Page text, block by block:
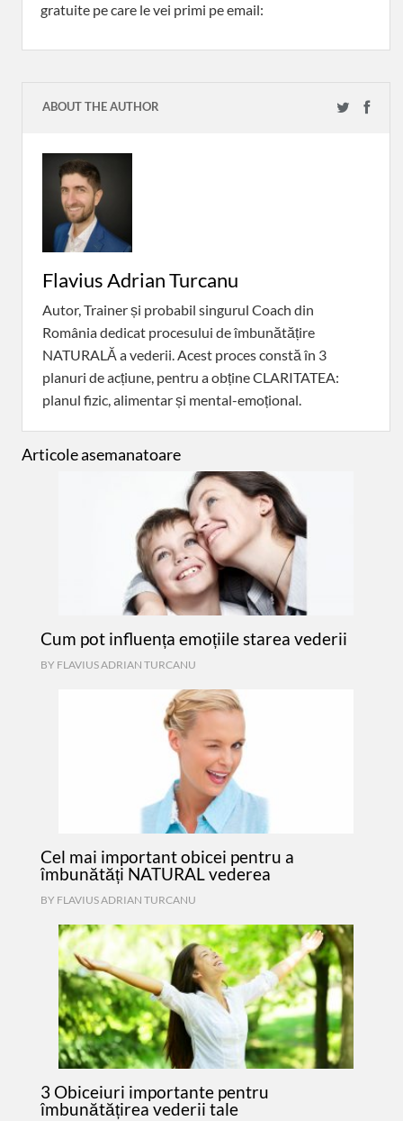
gratuite pe care le vei primi pe email:
ABOUT THE AUTHOR
Flavius Adrian Turcanu
Autor, Trainer și probabil singurul Coach din
România dedicat procesului de îmbunătățire
NATURALĂ a vederii. Acest proces constă în 3
planuri de acțiune, pentru a obține CLARITATEA:
planul fizic, alimentar și mental-emoțional.
Articole asemanatoare
Cum pot influența emoțiile starea vederii
BY FLAVIUS ADRIAN TURCANU
Cel mai important obicei pentru a
îmbunătăți NATURAL vederea
BY FLAVIUS ADRIAN TURCANU
3 Obiceiuri importante pentru
îmbunătățirea vederii tale